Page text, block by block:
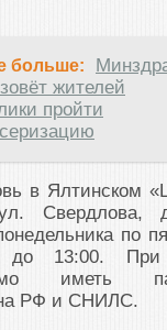
больше:
жителей
пройти
в Ялтинском
Свердлова,
по
13:00. При
иметь
РФ и СНИЛС.